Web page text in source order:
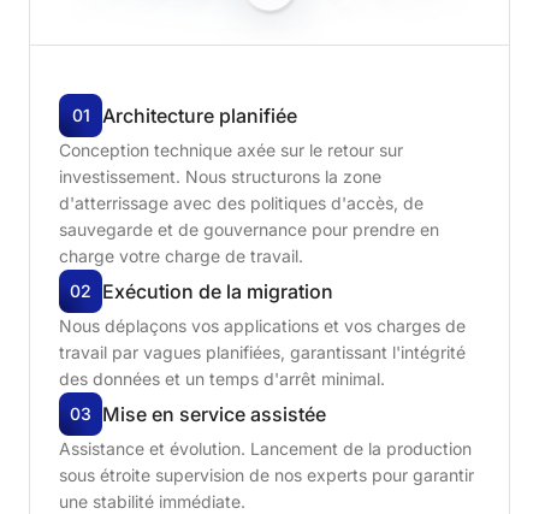
01 Architecture planifiée
Conception technique axée sur le retour sur
investissement. Nous structurons la zone
d'atterrissage avec des politiques d'accès, de
sauvegarde et de gouvernance pour prendre en
charge votre charge de travail.
02
Exécution de la migration
Nous déplaçons vos applications et vos charges de
travail par vagues planifiées, garantissant l'intégrité
des données et un temps d'arrêt minimal.
03
Mise en service assistée
Assistance et évolution. Lancement de la production
sous étroite supervision de nos experts pour garantir
une stabilité immédiate.